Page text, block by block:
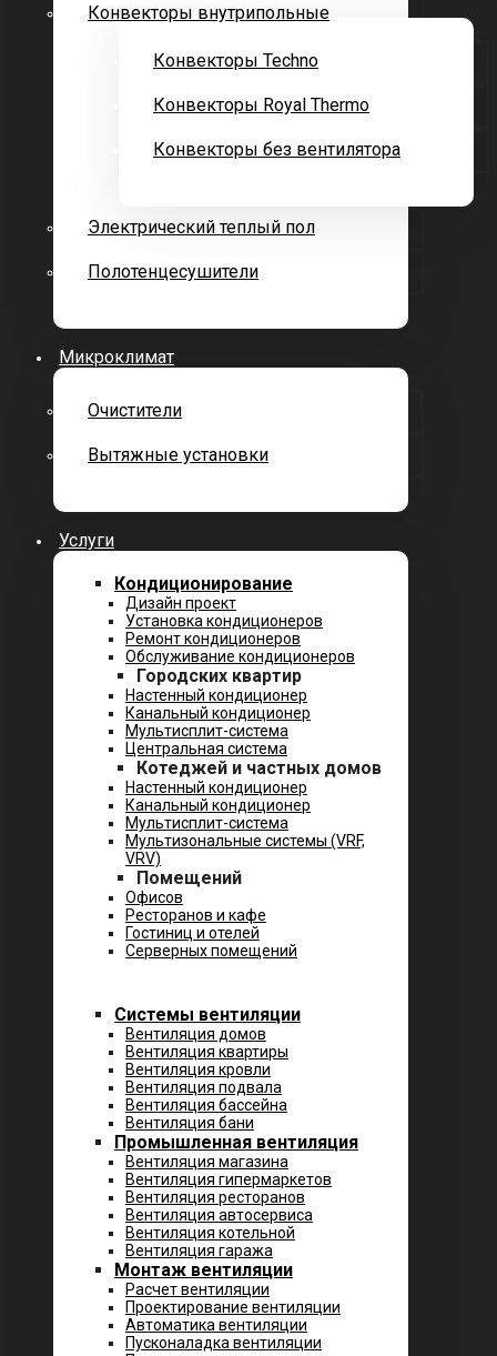
Конвекторы внутрипольные
Конвекторы Techno
Конвекторы Royal Thermo
Конвекторы без вентилятора
Электрический теплый пол
Полотенцесушители
Микроклимат
Очистители
Вытяжные установки
Услуги
Кондиционирование
Дизайн проект
Установка кондиционеров
Ремонт кондиционеров
Обслуживание кондиционеров
Городских квартир
Настенный кондиционер
Канальный кондиционер
Мультисплит-система
Центральная система
Котеджей и частных домов
Настенный кондиционер
Канальный кондиционер
Мультисплит-система
Мультизональные системы (VRF,
VRV)
Помещений
Офисов
Ресторанов и кафе
Гостиниц и отелей
Серверных помещений
Системы вентиляции
Вентиляция домов
Вентиляция квартиры
Вентиляция кровли
Вентиляция подвала
Вентиляция бассейна
Вентиляция бани
Промышленная вентиляция
Вентиляция магазина
Вентиляция гипермаркетов
Вентиляция ресторанов
Вентиляция автосервиса
Вентиляция котельной
Вентиляция гаража
Монтаж вентиляции
Расчет вентиляции
Проектирование вентиляции
Автоматика вентиляции
Пусконаладка вентиляции